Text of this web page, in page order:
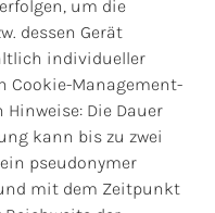
um die
dessen Gerät
individueller
Cookie-Management-
Die Dauer
kann bis zu zwei
pseudonymer
mit dem Zeitpunkt